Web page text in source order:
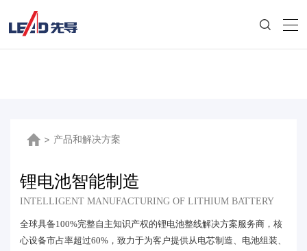
> 产品和解决方案
锂电池智能制造
INTELLIGENT MANUFACTURING OF LITHIUM BATTERY
全球具备100%完整自主知识产权的锂电池整线解决方案服务商，核
心设备市占率超过60%，致力于为客户提供从电芯制造、电池组装、